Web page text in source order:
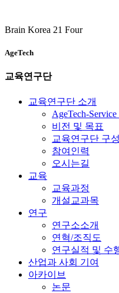
Brain Korea 21 Four
AgeTech
교육연구단
교육연구단 소개
AgeTech-Service
비전 및 목표
교육연구단 구성
참여인력
오시는길
교육
교육과정
개설교과목
연구
연구소소개
연혁/조직도
연구실적 및 수
산업과 사회 기여
아카이브
논문